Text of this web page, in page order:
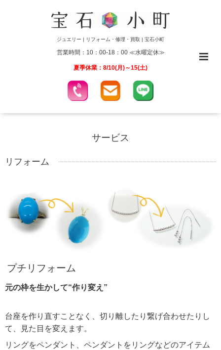
ジュエリー | リフォーム・修理・買取 | 宝石小町
営業時間：10：00-18：00 ≪水曜定休≫
夏季休業：8/10(月)～15(土)
サービス
リフォーム
プチリフォーム
元の枠を生かして“作り変え”
台座を作り直すことなく、切り離したり繋げ合わせたりし
て、見た目を変えます。
リングをペンダント、ペンダントをリングなどのアイテム